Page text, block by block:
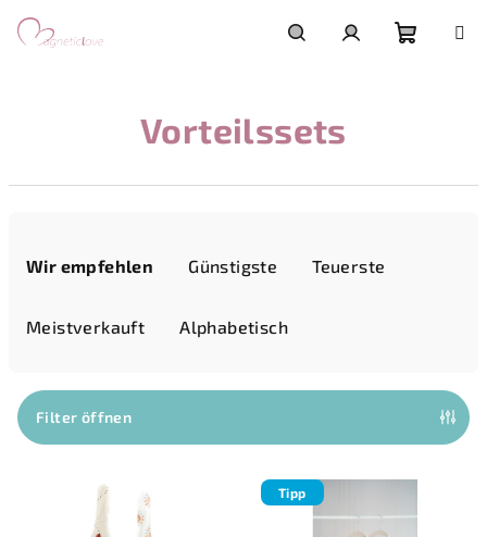
Inhalt
springen
Vorteilssets
t
Wir empfehlen Günstigste Teuerste
Meistverkauft Alphabetisch
Filter öffnen
Tipp